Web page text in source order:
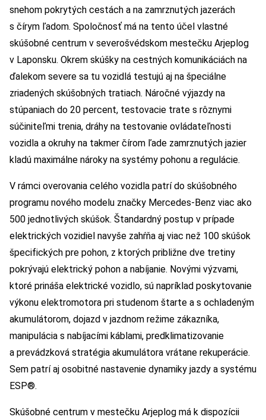
snehom pokrytých cestách a na zamrznutých jazerách
s čírym ľadom. Spoločnosť má na tento účel vlastné
skúšobné centrum v severošvédskom mestečku Arjeplog
v Laponsku. Okrem skúšky na cestných komunikáciách na
ďalekom severe sa tu vozidlá testujú aj na špeciálne
zriadených skúšobných tratiach. Náročné výjazdy na
stúpaniach do 20 percent, testovacie trate s rôznymi
súčiniteľmi trenia, dráhy na testovanie ovládateľnosti
vozidla a okruhy na takmer čírom ľade zamrznutých jazier
kladú maximálne nároky na systémy pohonu a regulácie.
V rámci overovania celého vozidla patrí do skúšobného
programu nového modelu značky Mercedes-Benz viac ako
500 jednotlivých skúšok. Štandardný postup v prípade
elektrických vozidiel navyše zahŕňa aj viac než 100 skúšok
špecifických pre pohon, z ktorých približne dve tretiny
pokrývajú elektrický pohon a nabíjanie. Novými výzvami,
ktoré prináša elektrické vozidlo, sú napríklad poskytovanie
výkonu elektromotora pri studenom štarte a s ochladeným
akumulátorom, dojazd v jazdnom režime zákazníka,
manipulácia s nabíjacími káblami, predklimatizovanie
a prevádzková stratégia akumulátora vrátane rekuperácie.
Sem patrí aj osobitné nastavenie dynamiky jazdy a systému
ESP®.
Skúšobné centrum v mestečku Arjeplog má k dispozícii